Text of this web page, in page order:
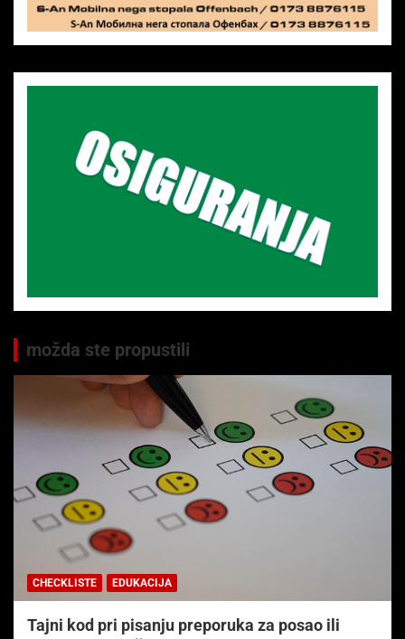
možda ste propustili
CHECKLISTE EDUKACIJA
Tajni kod pri pisanju preporuka za posao ili